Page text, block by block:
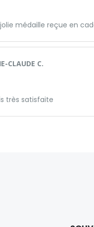
médaille reçue en
CLAUDE C.
très satisfaite